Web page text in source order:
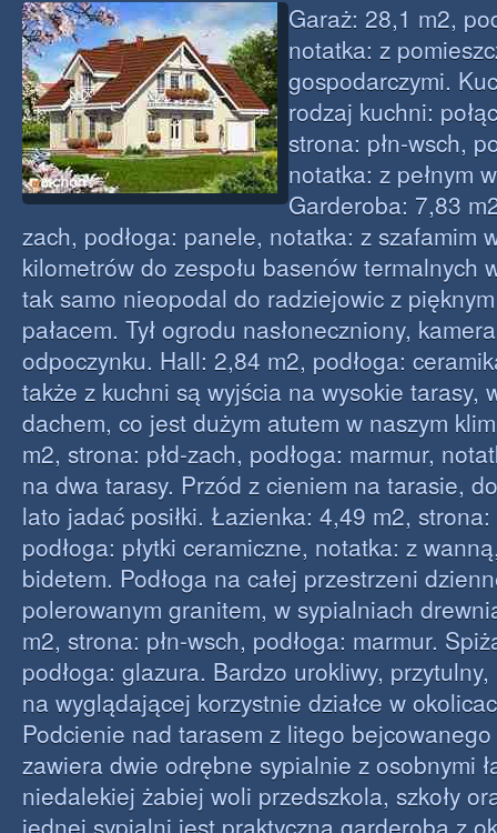
Garaż: 28,1 m2,
notatka: z
gospodarczymi.
rodzaj kuchni:
strona: płn-wsch,
notatka: z pełnym
Garderoba: 7,83
zach, podłoga: panele, notatka: z szafamim
kilometrów do zespołu basenów termalnych
tak samo nieopodal do radziejowic z
pałacem. Tył ogrodu nasłoneczniony,
odpoczynku. Hall: 2,84 m2, podłoga:
także z kuchni są wyjścia na wysokie tarasy,
dachem, co jest dużym atutem w naszym
m2, strona: płd-zach, podłoga: marmur,
na dwa tarasy. Przód z cieniem na tarasie,
lato jadać posiłki. Łazienka: 4,49 m2, strona:
podłoga: płytki ceramiczne, notatka: z
bidetem. Podłoga na całej przestrzeni
polerowanym granitem, w sypialniach
m2, strona: płn-wsch, podłoga: marmur.
podłoga: glazura. Bardzo urokliwy,
na wyglądającej korzystnie działce w
Podcienie nad tarasem z litego
zawiera dwie odrębne sypialnie z osobnymi
niedalekiej żabiej woli przedszkola, szkoły
jednej sypialni jest praktyczna garderoba z